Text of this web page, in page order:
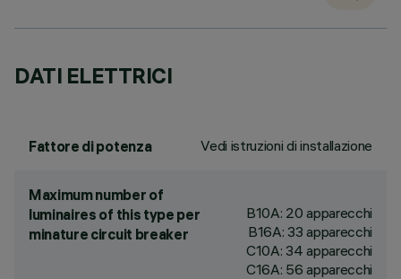
DATI ELETTRICI
Fattore di potenza Vedi istruzioni di installazione
Maximum number of
luminaires of this type per
minature circuit breaker
B10A: 20 apparecchi
B16A: 33 apparecchi
C10A: 34 apparecchi
C16A: 56 apparecchi